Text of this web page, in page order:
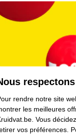
De Bras
rendre notre site
les meilleures
Vous
vos préférences.